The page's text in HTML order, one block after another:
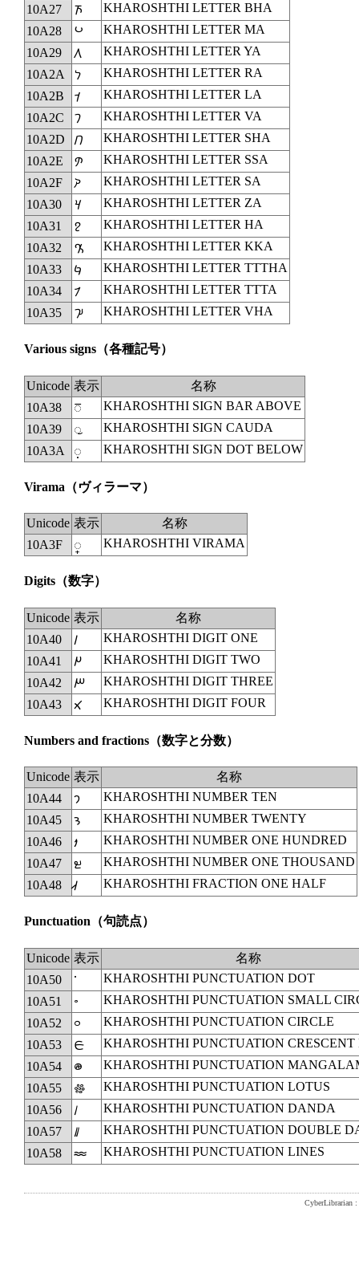
10A27
𐨧
KHAROSHTHI LETTER BHA
10A28
𐨨
KHAROSHTHI LETTER MA
10A29
𐨩
KHAROSHTHI LETTER YA
10A2A
𐨪
KHAROSHTHI LETTER RA
10A2B
𐨫
KHAROSHTHI LETTER LA
10A2C
𐨬
KHAROSHTHI LETTER VA
10A2D
𐨭
KHAROSHTHI LETTER SHA
10A2E
𐨮
KHAROSHTHI LETTER SSA
10A2F
𐨯
KHAROSHTHI LETTER SA
10A30
𐨰
KHAROSHTHI LETTER ZA
10A31
𐨱
KHAROSHTHI LETTER HA
10A32
𐨲
KHAROSHTHI LETTER KKA
10A33
𐨳
KHAROSHTHI LETTER TTTHA
10A34
𐨴
KHAROSHTHI LETTER TTTA
10A35
𐨵 KHAROSHTHI LETTER VHA
Various signs （各種記号）
Unicode 表示
名称
10A38
◌𐨸
KHAROSHTHI SIGN BAR ABOVE
10A39
◌𐨹
KHAROSHTHI SIGN CAUDA
10A3A
◌𐨺 KHAROSHTHI SIGN DOT BELOW
Virama （ヴィラーマ）
Unicode 表示
名称
10A3F
◌𐨿 KHAROSHTHI VIRAMA
Digits （数字）
Unicode 表示
名称
10A40
𐩀
KHAROSHTHI DIGIT ONE
10A41
𐩁
KHAROSHTHI DIGIT TWO
10A42
𐩂
KHAROSHTHI DIGIT THREE
10A43
𐩃 KHAROSHTHI DIGIT FOUR
Numbers and fractions （数字と分数）
Unicode 表示
名称
10A44
𐩄
KHAROSHTHI NUMBER TEN
10A45
𐩅
KHAROSHTHI NUMBER TWENTY
10A46
𐩆
KHAROSHTHI NUMBER ONE HUNDRED
10A47
𐩇
KHAROSHTHI NUMBER ONE THOUSAND
10A48
𐩈 KHAROSHTHI FRACTION ONE HALF
Punctuation （句読点）
Unicode 表示
名称
10A50
𐩐
KHAROSHTHI PUNCTUATION DOT
10A51
𐩑
KHAROSHTHI PUNCTUATION SMALL
10A52
𐩒
KHAROSHTHI PUNCTUATION CIRCLE
10A53
𐩓
KHAROSHTHI PUNCTUATION CRESCENT
10A54
𐩔
KHAROSHTHI PUNCTUATION
10A55
𐩕
KHAROSHTHI PUNCTUATION LOTUS
10A56
𐩖
KHAROSHTHI PUNCTUATION DANDA
10A57
𐩗
KHAROSHTHI PUNCTUATION DOUBLE
10A58
𐩘 KHAROSHTHI PUNCTUATION LINES
CyberLibrarian